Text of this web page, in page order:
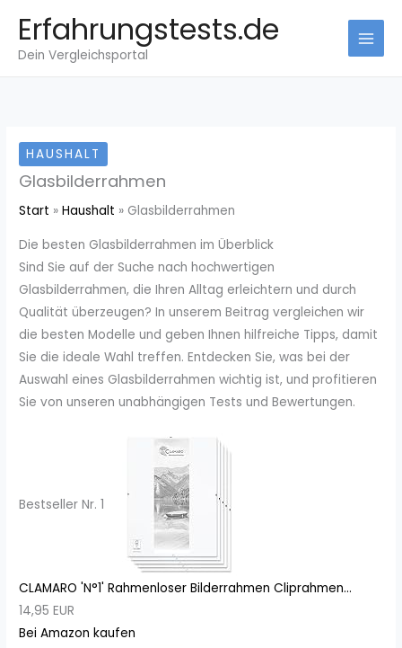
Inhalt
springen
Erfahrungstests.de
Dein Vergleichsportal
HAUSHALT
Glasbilderrahmen
Start Haushalt Glasbilderrahmen
Die besten Glasbilderrahmen im Überblick
Sind Sie auf der Suche nach hochwertigen
Glasbilderrahmen, die Ihren Alltag erleichtern und durch
Qualität überzeugen? In unserem Beitrag vergleichen wir
die besten Modelle und geben Ihnen hilfreiche Tipps, damit
Sie die ideale Wahl treffen. Entdecken Sie, was bei der
Auswahl eines Glasbilderrahmen wichtig ist, und profitieren
Sie von unseren unabhängigen Tests und Bewertungen.
Bestseller Nr. 1
CLAMARO 'N°1' Rahmenloser Bilderrahmen Cliprahmen...
14,95 EUR
Bei Amazon kaufen